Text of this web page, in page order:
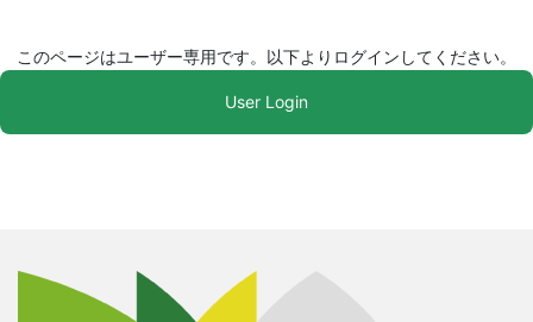
このページはユーザー専用です。以下よりログインしてください。
User Login